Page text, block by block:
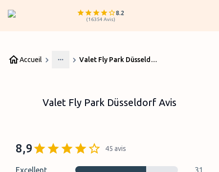
8.2
(16354 Avis)
Accueil
More
Valet Fly Park Düsseldorf Avis
Valet Fly Park Düsseldorf Avis
8,9 45 avis
Excellent
31